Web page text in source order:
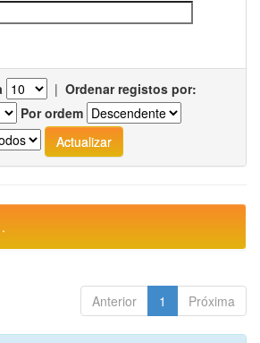
| Ordenar registos por:
Por ordem
Anterior 1 Próxima